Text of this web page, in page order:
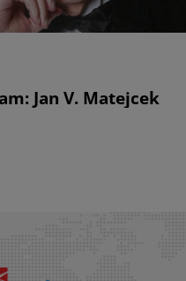
Jan V. Matejcek